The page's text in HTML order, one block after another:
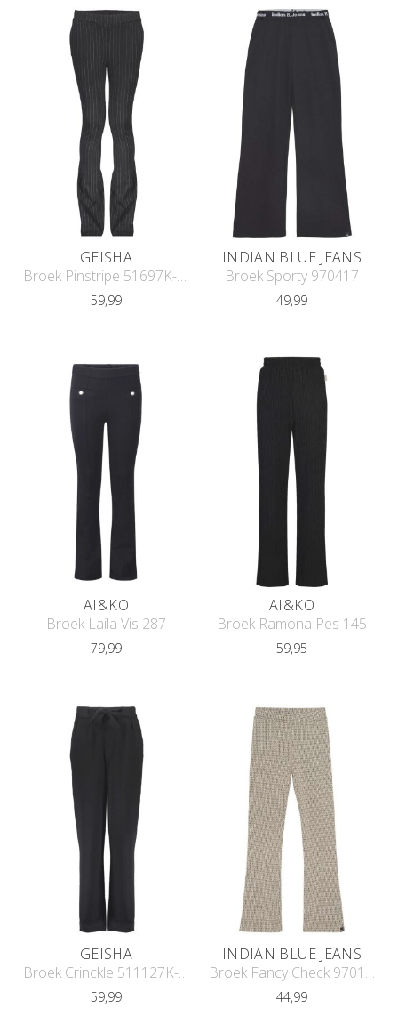
GEISHA
Broek Pinstripe 51697K-20
59,99
INDIAN BLUE JEANS
Broek Sporty 970417
49,99
AI&KO
Broek Laila Vis 287
79,99
AI&KO
Broek Ramona Pes 145
59,95
GEISHA
Broek Crinckle 511127K-21
59,99
INDIAN BLUE JEANS
Broek Fancy Check 970161
44,99